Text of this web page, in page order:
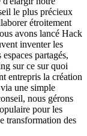
le plus précieux
étroitement
avons lancé Hack
inventer les
partagés,
sur ce sur quoi
entrepris la création
une simple
nous gérons
pour les
transformation des